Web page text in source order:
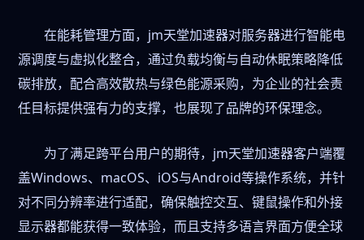
在能耗管理方面，jm天堂加速器对服务器进行智能电
源调度与虚拟化整合，通过负载均衡与自动休眠策略降低
碳排放，配合高效散热与绿色能源采购，为企业的社会责
任目标提供强有力的支撑，也展现了品牌的环保理念。
为了满足跨平台用户的期待，jm天堂加速器客户端覆
盖Windows、macOS、iOS与Android等操作系统，并针
对不同分辨率进行适配，确保触控交互、键鼠操作和外接
显示器都能获得一致体验，而且支持多语言界面方便全球